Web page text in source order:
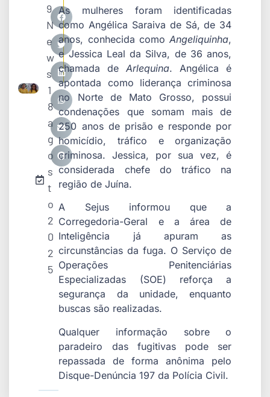
9
N
e
w
s
1
8
a
g
o
s
t
o
2
0
2
5
As mulheres foram identificadas
como Angélica Saraiva de Sá, de 34
anos, conhecida comoAngeliquinha,
e Jessica Leal da Silva, de 36 anos,
chamada deArlequina. Angélica é
apontada como liderança criminosa
no Norte de Mato Grosso, possui
condenações que somam mais de
250 anos de prisão e responde por
homicídio, tráfico e organização
criminosa. Jessica, por sua vez, é
considerada chefe do tráfico na
região de Juína.
A Sejus informou que a
Corregedoria-Geral e a área de
Inteligência já apuram as
circunstâncias da fuga. O Serviço de
Operações Penitenciárias
Especializadas (SOE) reforça a
segurança da unidade, enquanto
buscas são realizadas.
Qualquer informação sobre o
paradeiro das fugitivas pode ser
repassada de forma anônima pelo
Disque-Denúncia 197 da Polícia Civil.